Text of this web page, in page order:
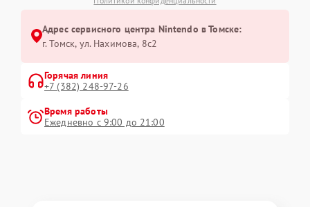
Адрес сервисного центра Nintendo в Томске:
г. Томск, ул. Нахимова, 8с2
Горячая линия
+7 (382) 248-97-26
Время работы
Ежедневно с 9:00 до 21:00